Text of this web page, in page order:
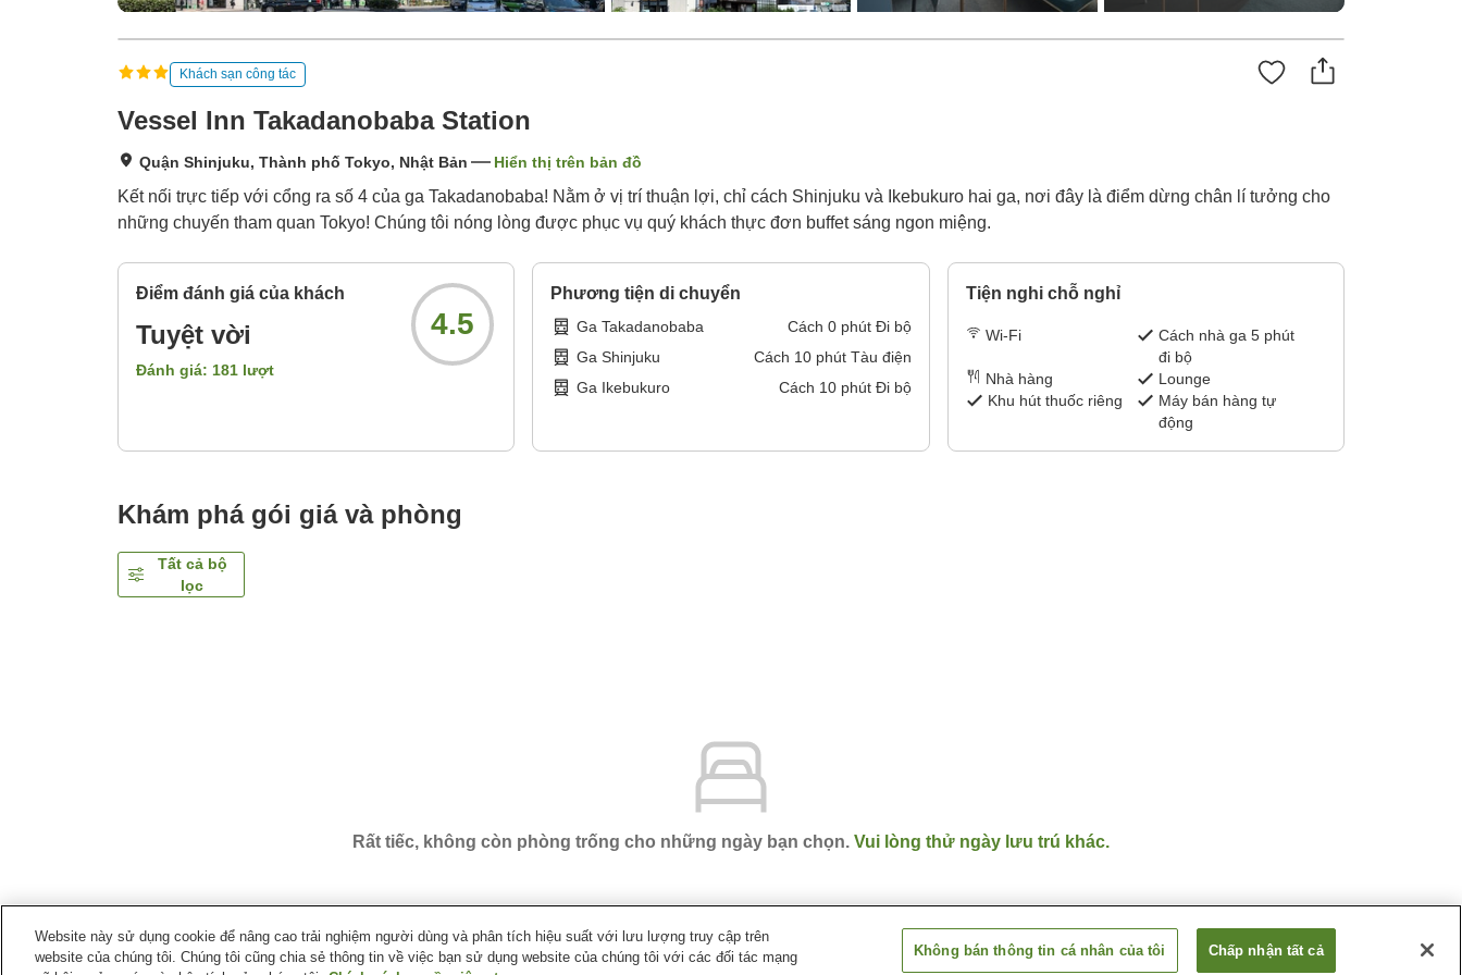
Khách sạn công tác
Vessel Inn Takadanobaba Station
Quận Shinjuku, Thành phố Tokyo, Nhật Bản Hiển thị trên bản đồ
Kết nối trực tiếp với cổng ra số 4 của ga Takadanobaba! Nằm ở vị trí thuận lợi, chỉ cách Shinjuku và Ikebukuro hai ga, nơi đây là điểm dừng chân lí tưởng cho
những chuyến tham quan Tokyo! Chúng tôi nóng lòng được phục vụ quý khách thực đơn buffet sáng ngon miệng.
Điểm đánh giá của khách
Tuyệt vời
Đánh giá: 181 lượt
4.5
Phương tiện di chuyển
Ga Takadanobaba Cách 0phút Đi bộ
Ga Shinjuku
Cách 10phút Tàu điện
Ga Ikebukuro
Cách 10phút Đi bộ
Tiện nghi chỗ nghỉ
Wi-Fi
Cách nhà ga 5 phút
đi bộ
Nhà hàng
Lounge
Khu hút thuốc riêng
Máy bán hàng tự
động
Khám phá gói giá và phòng
Tất cả bộ
lọc
Rất tiếc, không còn phòng trống cho những ngày bạn chọn. Vui lòng thử ngày lưu trú khác.
Trang chủ Nhật Bản Thành phố Tokyo Quận Shinjuku Vessel Inn Takadanobaba Station
Website này sử dụng cookie để nâng cao trải nghiệm người dùng và phân tích hiệu suất với lưu lượng truy cập trên
website của chúng tôi. Chúng tôi cũng chia sẻ thông tin về việc bạn sử dụng website của chúng tôi với các đối tác mạng
Không bán thông tin cá nhân của tôi Chấp nhận tất cả